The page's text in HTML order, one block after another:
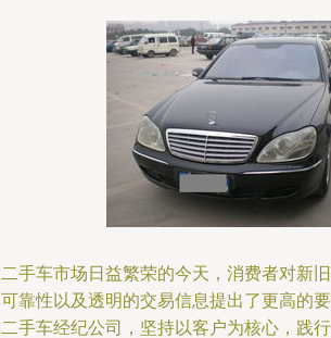
手车市场日益繁荣的今天，消费者对新
靠性以及透明的交易信息提出了更高的
手车经纪公司，坚持以客户为核心，践